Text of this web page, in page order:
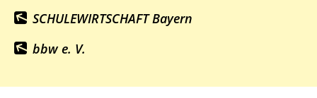
SCHULEWIRTSCHAFT Bayern
bbw e. V.